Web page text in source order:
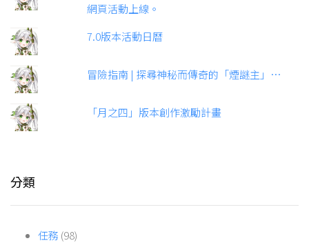
網頁活動上線。
7.0版本活動日曆
冒險指南 | 探尋神秘而傳奇的「煙謎主」…
「月之四」版本創作激勵計畫
分類
任務 (98)